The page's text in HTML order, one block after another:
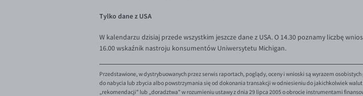
Tylko dane z USA
W kalendarzu dzisiaj przede wszystkim jeszcze dane z USA. O 14.30 poznamy liczbę
16.00 wskaźnik nastroju konsumentów Uniwersytetu Michigan.
Przedstawione, w dystrybuowanych przez serwis raportach, poglądy, oceny i wnioski są wyrazem
do nabycia lub zbycia albo powstrzymania się od dokonania transakcji w odniesieniu do jakichkolwiek
„rekomendacji" lub „doradztwa" w rozumieniu ustawy z dnia 29 lipca 2005 o obrocie instrumentami